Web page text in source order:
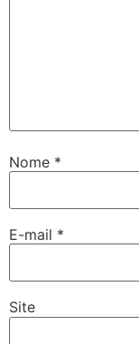
Nome *
E-mail *
Site